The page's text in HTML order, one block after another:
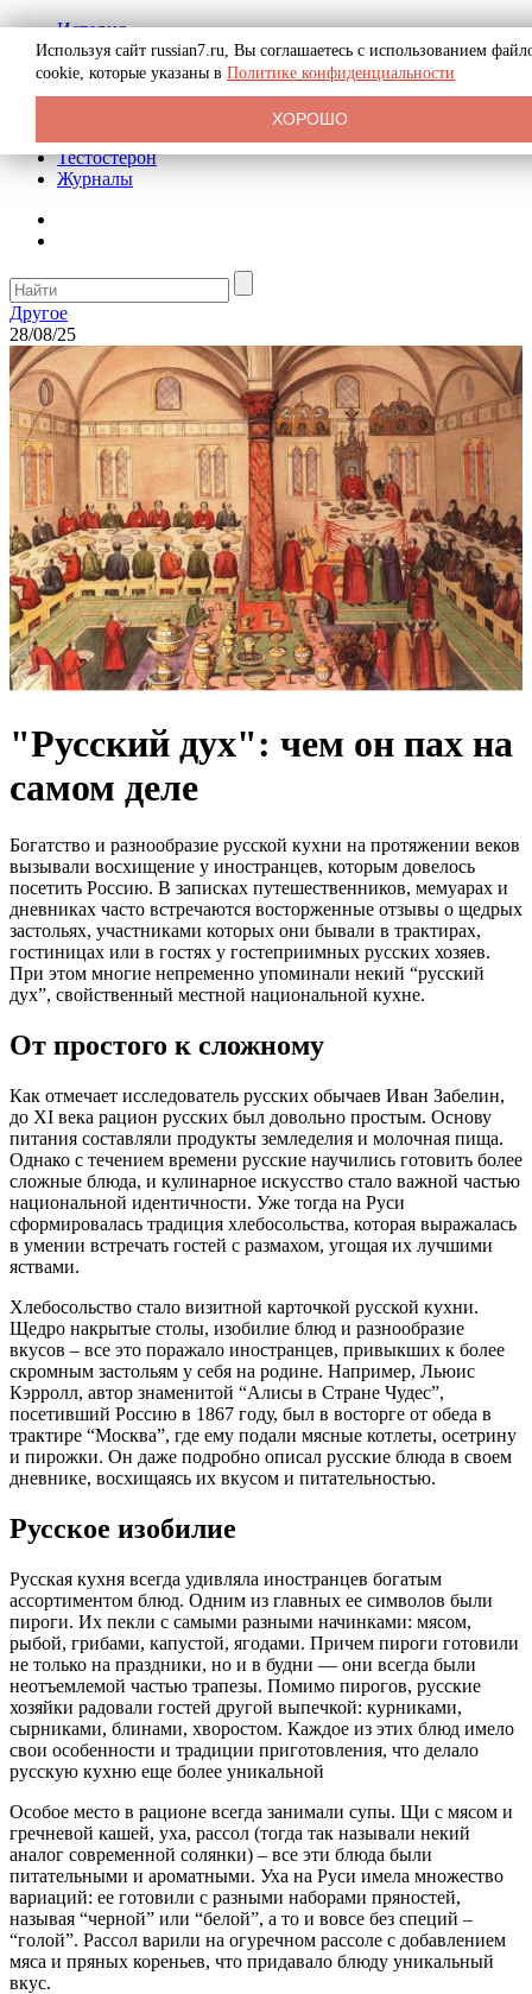
История
Биография
Криминал
Реклама на сайте
Тестостерон
Журналы
Другое
28/08/25
"Русский дух": чем он пах на
самом деле
Богатство и разнообразие русской кухни на протяжении веков
вызывали восхищение у иностранцев, которым довелось
посетить Россию. В записках путешественников, мемуарах и
дневниках часто встречаются восторженные отзывы о щедрых
застольях, участниками которых они бывали в трактирах,
гостиницах или в гостях у гостеприимных русских хозяев.
При этом многие непременно упоминали некий “русский
дух”, свойственный местной национальной кухне.
От простого к сложному
Как отмечает исследователь русских обычаев Иван Забелин,
до XI века рацион русских был довольно простым. Основу
питания составляли продукты земледелия и молочная пища.
Однако с течением времени русские научились готовить более
сложные блюда, и кулинарное искусство стало важной частью
национальной идентичности. Уже тогда на Руси
сформировалась традиция хлебосольства, которая выражалась
в умении встречать гостей с размахом, угощая их лучшими
яствами.
Хлебосольство стало визитной карточкой русской кухни.
Щедро накрытые столы, изобилие блюд и разнообразие
вкусов – все это поражало иностранцев, привыкших к более
скромным застольям у себя на родине. Например, Льюис
Кэрролл, автор знаменитой “Алисы в Стране Чудес”,
посетивший Россию в 1867 году, был в восторге от обеда в
трактире “Москва”, где ему подали мясные котлеты, осетрину
и пирожки. Он даже подробно описал русские блюда в своем
дневнике, восхищаясь их вкусом и питательностью.
Русское изобилие
Русская кухня всегда удивляла иностранцев богатым
ассортиментом блюд. Одним из главных ее символов были
пироги. Их пекли с самыми разными начинками: мясом,
рыбой, грибами, капустой, ягодами. Причем пироги готовили
не только на праздники, но и в будни — они всегда были
неотъемлемой частью трапезы. Помимо пирогов, русские
хозяйки радовали гостей другой выпечкой: курниками,
сырниками, блинами, хворостом. Каждое из этих блюд имело
свои особенности и традиции приготовления, что делало
русскую кухню еще более уникальной
Особое место в рационе всегда занимали супы. Щи с мясом и
гречневой кашей, уха, рассол (тогда так называли некий
аналог современной солянки) – все эти блюда были
питательными и ароматными. Уха на Руси имела множество
вариаций: ее готовили с разными наборами пряностей,
называя “черной” или “белой”, а то и вовсе без специй –
“голой”. Рассол варили на огуречном рассоле с добавлением
мяса и пряных кореньев, что придавало блюду уникальный
вкус.
Используя сайт russian7.ru, Вы соглашаетесь с использованием
cookie, которые указаны в Политике конфиденциальности
ХОРОШО